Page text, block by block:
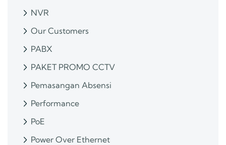
NVR
Our Customers
PABX
PAKET PROMO CCTV
Pemasangan Absensi
Performance
PoE
Power Over Ethernet